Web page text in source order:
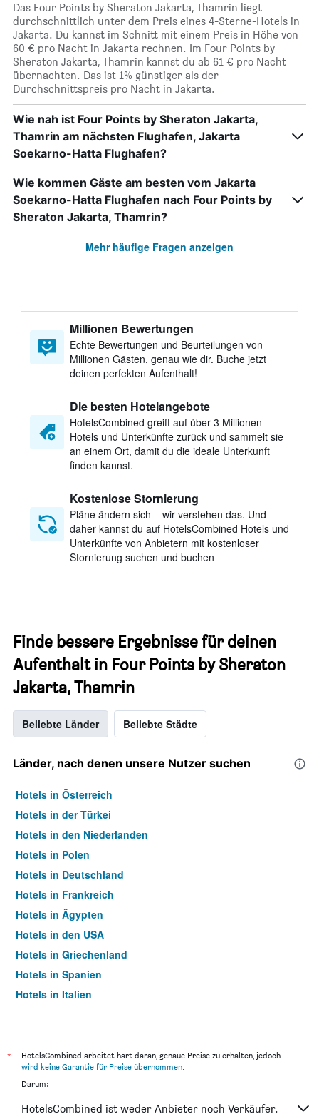
Das Four Points by Sheraton Jakarta, Thamrin liegt
durchschnittlich unter dem Preis eines 4-Sterne-Hotels in
Jakarta. Du kannst im Schnitt mit einem Preis in Höhe von
60 € pro Nacht in Jakarta rechnen. Im Four Points by
Sheraton Jakarta, Thamrin kannst du ab 61 € pro Nacht
übernachten. Das ist 1% günstiger als der
Durchschnittspreis pro Nacht in Jakarta.
Wie nah ist Four Points by Sheraton Jakarta,
Thamrin am nächsten Flughafen, Jakarta
Soekarno-Hatta Flughafen?
Wie kommen Gäste am besten vom Jakarta
Soekarno-Hatta Flughafen nach Four Points by
Sheraton Jakarta, Thamrin?
Mehr häufige Fragen anzeigen
Millionen Bewertungen
Echte Bewertungen und Beurteilungen von
Millionen Gästen, genau wie dir. Buche jetzt
deinen perfekten Aufenthalt!
Die besten Hotelangebote
HotelsCombined greift auf über 3 Millionen
Hotels und Unterkünfte zurück und sammelt sie
an einem Ort, damit du die ideale Unterkunft
finden kannst.
Kostenlose Stornierung
Pläne ändern sich – wir verstehen das. Und
daher kannst du auf HotelsCombined Hotels und
Unterkünfte von Anbietern mit kostenloser
Stornierung suchen und buchen
Finde bessere Ergebnisse für deinen
Aufenthalt in Four Points by Sheraton
Jakarta, Thamrin
Beliebte Länder Beliebte Städte
Länder, nach denen unsere Nutzer suchen
Hotels in Österreich
Hotels in der Türkei
Hotels in den Niederlanden
Hotels in Polen
Hotels in Deutschland
Hotels in Frankreich
Hotels in Ägypten
Hotels in den USA
Hotels in Griechenland
Hotels in Spanien
Hotels in Italien
*
HotelsCombined arbeitet hart daran, genaue Preise zu erhalten, jedoch
wird keine Garantie für Preise übernommen.
Darum:
HotelsCombined ist weder Anbieter noch Verkäufer.